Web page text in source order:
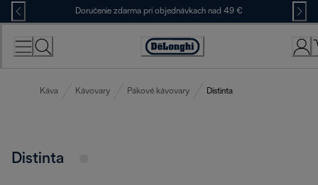
Skip
to
Content
Doručenie zdarma pri objednávkach nad 49 €
Accessibility
Káva Kávovary Pákové kávovary Distinta
Distinta